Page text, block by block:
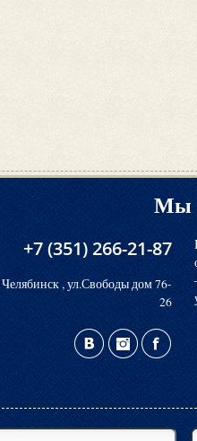
Мы
+7 (351) 266-21-87
Челябинск , ул.Свободы дом 76-
26